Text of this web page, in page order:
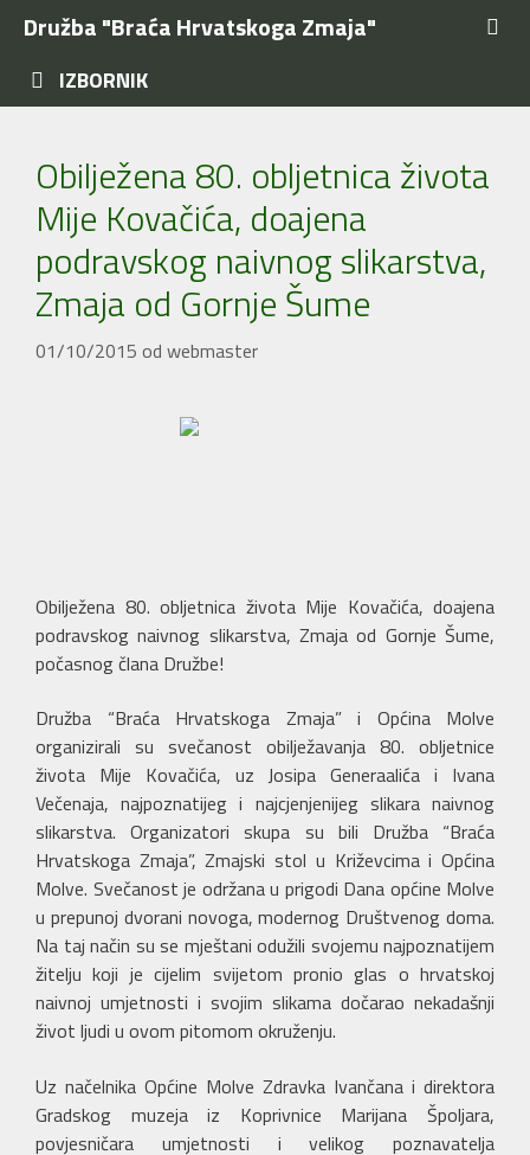
Preskoči
sadržaj
Družba "Braća Hrvatskoga Zmaja"
IZBORNIK
Obilježena 80. obljetnica života
Mije Kovačića, doajena
podravskog naivnog slikarstva,
Zmaja od Gornje Šume
01/10/2015 od webmaster
Obilježena 80. obljetnica života Mije Kovačića, doajena
podravskog naivnog slikarstva, Zmaja od Gornje Šume,
počasnog člana Družbe!
Družba “Braća Hrvatskoga Zmaja” i Općina Molve
organizirali su svečanost obilježavanja 80. obljetnice
života Mije Kovačića, uz Josipa Generaalića i Ivana
Večenaja, najpoznatijeg i najcjenjenijeg slikara naivnog
slikarstva. Organizatori skupa su bili Družba “Braća
Hrvatskoga Zmaja”, Zmajski stol u Križevcima i Općina
Molve. Svečanost je održana u prigodi Dana općine Molve
u prepunoj dvorani novoga, modernog Društvenog doma.
Na taj način su se mještani odužili svojemu najpoznatijem
žitelju koji je cijelim svijetom pronio glas o hrvatskoj
naivnoj umjetnosti i svojim slikama dočarao nekadašnji
život ljudi u ovom pitomom okruženju.
Uz načelnika Općine Molve Zdravka Ivančana i direktora
Gradskog muzeja iz Koprivnice Marijana Špoljara,
povjesničara umjetnosti i velikog poznavatelja